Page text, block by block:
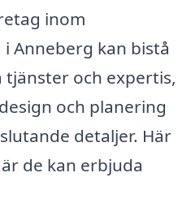
inom
Anneberg kan bistå
tjänster och expertis,
och planering
detaljer. Här
de kan erbjuda